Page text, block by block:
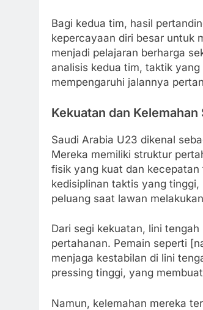
Bagi kedua tim, hasil
kepercayaan diri besar untuk
menjadi pelajaran berharga
analisis kedua tim, taktik
mempengaruhi jalannya
Kekuatan dan Kelemahan
Saudi Arabia U23 dikenal
Mereka memiliki struktur
fisik yang kuat dan kecepatan
kedisiplinan taktis yang
peluang saat lawan
Dari segi kekuatan, lini
pertahanan. Pemain seperti
menjaga kestabilan di lini
pressing tinggi, yang
Namun, kelemahan mereka